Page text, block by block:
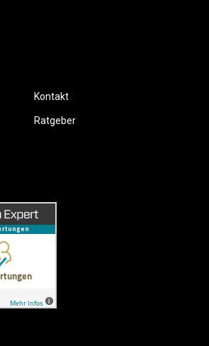
Kontakt
Ratgeber